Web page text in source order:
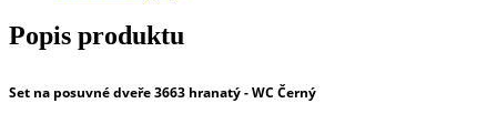
Popis produktu
Set na posuvné dveře 3663 hranatý - WC Černý